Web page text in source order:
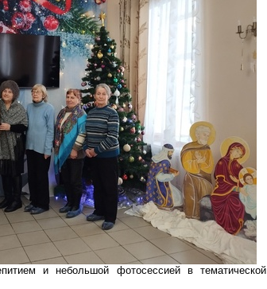
и небольшой фотосессией в тематической